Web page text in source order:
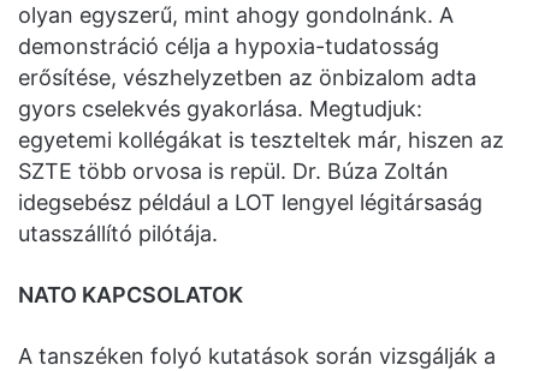
olyan egyszerű, mint ahogy gondolnánk. A
demonstráció célja a hypoxia-tudatosság
erősítése, vészhelyzetben az önbizalom adta
gyors cselekvés gyakorlása. Megtudjuk:
egyetemi kollégákat is teszteltek már, hiszen az
SZTE több orvosa is repül. Dr. Búza Zoltán
idegsebész például a LOT lengyel légitársaság
utasszállító pilótája.
NATO KAPCSOLATOK
A tanszéken folyó kutatások során vizsgálják a